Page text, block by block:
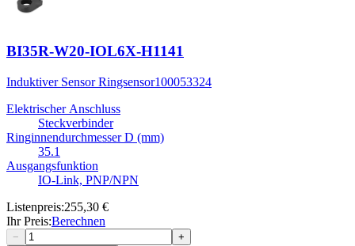
BI35R-W20-IOL6X-H1141
Induktiver Sensor Ringsensor100053324
Elektrischer Anschluss
Steckverbinder
Ringinnendurchmesser D (mm)
35.1
Ausgangsfunktion
IO-Link, PNP/NPN
Listenpreis:255,30 €
Ihr Preis:Berechnen
− +